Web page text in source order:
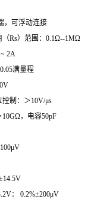
可浮动连接
）范围：0.1Ω--1MΩ
2A
满量程
：＞10V/μs
，电容50pF